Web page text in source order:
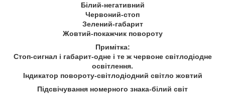
Білий-негативний
Червоний-стоп
Зелений-габарит
Жовтий-покажчик повороту
Примітка:
Стоп-сигнал і габарит-одне і те ж червоне світлодіодне
освітлення.
Індикатор повороту-світлодіодний світло жовтий
Підсвічування номерного знака-білий світ